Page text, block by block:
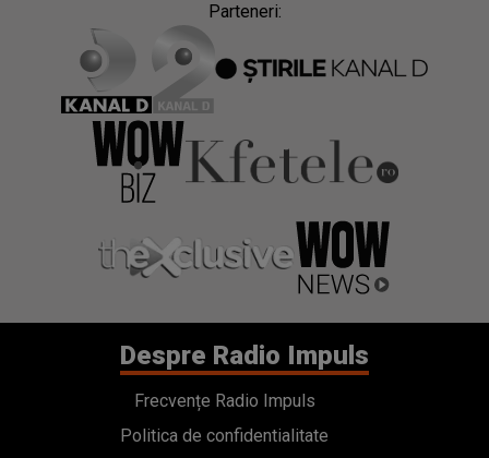
Parteneri:
Despre Radio Impuls
Frecvențe Radio Impuls
Politica de confidentialitate